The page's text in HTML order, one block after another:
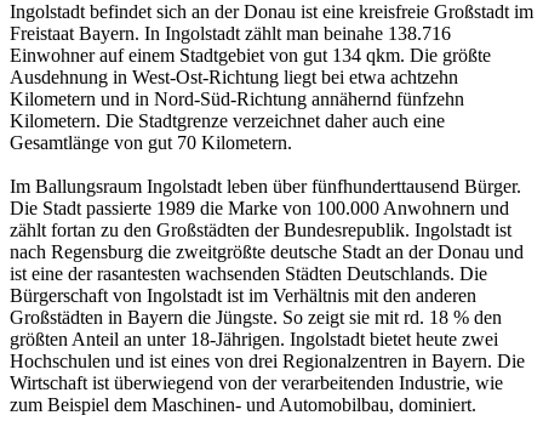
Ingolstadt befindet sich an der Donau ist eine kreisfreie Großstadt im
Freistaat Bayern. In Ingolstadt zählt man beinahe 138.716
Einwohner auf einem Stadtgebiet von gut 134 qkm. Die größte
Ausdehnung in West-Ost-Richtung liegt bei etwa achtzehn
Kilometern und in Nord-Süd-Richtung annähernd fünfzehn
Kilometern. Die Stadtgrenze verzeichnet daher auch eine
Gesamtlänge von gut 70 Kilometern.
Im Ballungsraum Ingolstadt leben über fünfhunderttausend Bürger.
Die Stadt passierte 1989 die Marke von 100.000 Anwohnern und
zählt fortan zu den Großstädten der Bundesrepublik. Ingolstadt ist
nach Regensburg die zweitgrößte deutsche Stadt an der Donau und
ist eine der rasantesten wachsenden Städten Deutschlands. Die
Bürgerschaft von Ingolstadt ist im Verhältnis mit den anderen
Großstädten in Bayern die Jüngste. So zeigt sie mit rd. 18 % den
größten Anteil an unter 18-Jährigen. Ingolstadt bietet heute zwei
Hochschulen und ist eines von drei Regionalzentren in Bayern. Die
Wirtschaft ist überwiegend von der verarbeitenden Industrie, wie
zum Beispiel dem Maschinen- und Automobilbau, dominiert.